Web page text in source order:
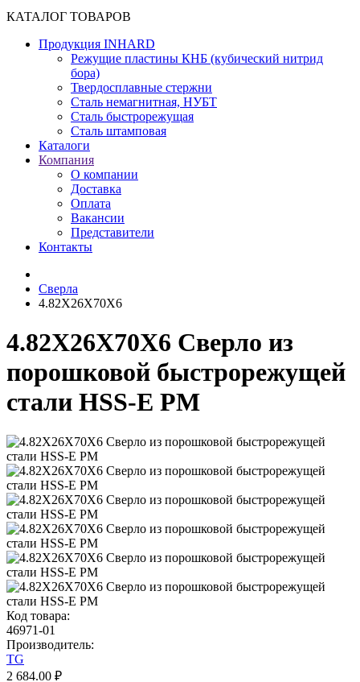
КАТАЛОГ ТОВАРОВ
Продукция INHARD
Режущие пластины КНБ (кубический нитрид
бора)
Твердосплавные стержни
Сталь немагнитная, НУБТ
Сталь быстрорежущая
Сталь штамповая
Каталоги
Компания
О компании
Доставка
Оплата
Вакансии
Представители
Контакты
Сверла
4.82X26X70X6
4.82X26X70X6 Сверло из
порошковой быстрорежущей
стали HSS-E PM
Код товара:
46971-01
Производитель:
TG
2 684.00 ₽